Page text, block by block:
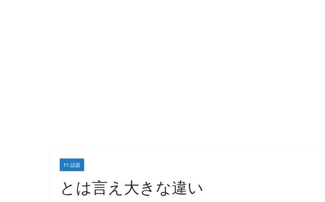
F1:話題
とは言え大きな違い